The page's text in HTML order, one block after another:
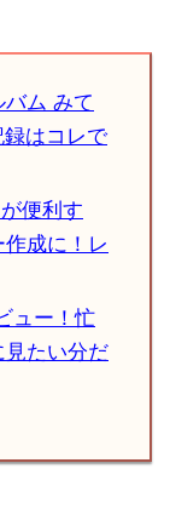
ム みて
はコレで
便利す
成に！レ
ュー！忙
見たい分だ